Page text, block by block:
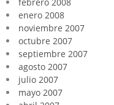
febrero 2008
enero 2008
noviembre 2007
octubre 2007
septiembre 2007
agosto 2007
julio 2007
mayo 2007